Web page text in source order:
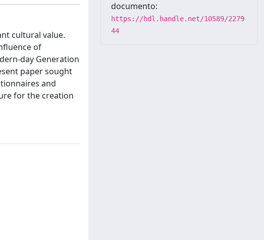
cultural value.
of
day Generation
paper sought
and
for the creation
documento:
https://hdl.handle.net/10589/2279
44